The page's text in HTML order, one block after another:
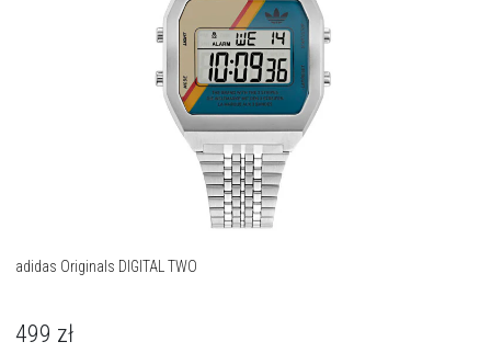
adidas Originals DIGITAL TWO
499 zł